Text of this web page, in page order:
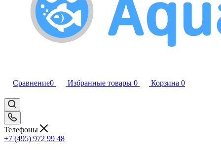
Сравнение0 Избранные товары 0 Корзина 0
Телефоны
+7 (495) 972 99 48